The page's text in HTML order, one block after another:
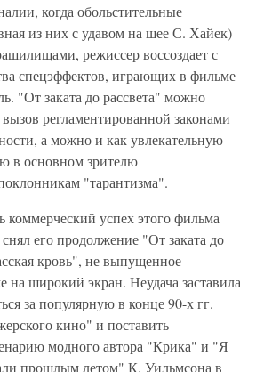
когда обольстительные
из них с удавом на шее С. Хайек)
режиссер воссоздает с
спецэффектов, играющих в фильме
"От заката до рассвета" можно
вызов регламентированной законами
а можно и как увлекательную
в основном зрителю
"тарантизма".
коммерческий успех этого фильма
его продолжение "От заката до
кровь", не выпущенное
на широкий экран. Неудача заставила
за популярную в конце 90-х гг.
кино" и поставить
модного автора "Крика" и "Я
прошлым летом" К. Уильмсона в